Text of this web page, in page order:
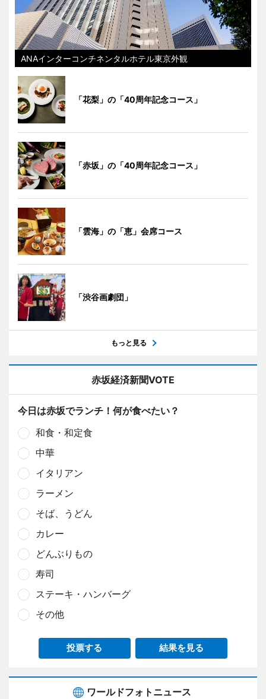
ANAインターコンチネンタルホテル東京外観
「花梨」の「40周年記念コース」
「赤坂」の「40周年記念コース」
「雲海」の「恵」会席コース
「渋谷画劇団」
もっと見る
赤坂経済新聞VOTE
今日は赤坂でランチ！何が食べたい？
和食・和定食
中華
イタリアン
ラーメン
そば、うどん
カレー
どんぶりもの
寿司
ステーキ・ハンバーグ
その他
投票する 結果を見る
ワールドフォトニュース